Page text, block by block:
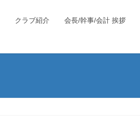
クラブ紹介 会長/幹事/会計 挨拶